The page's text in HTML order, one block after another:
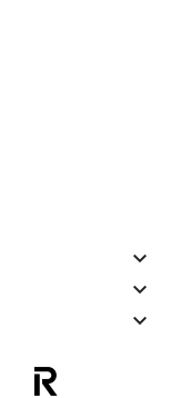
keyboard_arrow_down
keyboard_arrow_down
keyboard_arrow_down